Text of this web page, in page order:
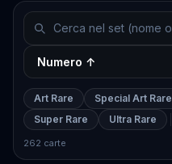
Art Rare Special Art Rare
Super Rare
Ultra Rare
262 carte